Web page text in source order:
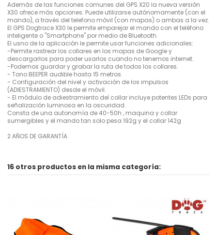
Además de las funciones comunes del GPS X20 la nueva versión
X30 ofrece más opciones. Puede utilizarse autónomamente (con el
mando), a través del telefono móvil (con mapas) o ambas a la vez.
El GPS Dogtrace X30 le permite emparejar el mando con el teléfono
inteligente o "Smartphone" por medio de Bluetooth.
El usno de la aplicación le permite usar funciones adicionales:
-Permite rastrear los collares en los mapas de Google y
descargarlos para poder usarlos cuando no tenemos internet.
-Podemos guardar y grabar la ruta de todos los collares.
- Tono BEEPER audible hasta 15 metros.
- Configuración del nivel y activación de los impulsos
(ADIESTRAMIENTO) desde el móvil.
- El módulo de adiestramiento del collar incluye potentes LEDs para
señalización luminosa en la oscuridad.
Consta de una autonomía de 40-50h , maquina y collar
sumergibles y el mando tan solo pesa 192g y el collar 142g
2 AÑOS DE GARANTÍA
16 otros productos en la misma categoría: